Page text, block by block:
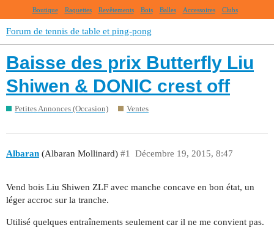
Boutique Raquettes Revêtements Bois Balles Accessoires Clubs
Forum de tennis de table et ping-pong
Baisse des prix Butterfly Liu
Shiwen & DONIC crest off
Petites Annonces (Occasion) Ventes
Albaran (Albaran Mollinard) Décembre 19, 2015, 8:47
#1
Vend bois Liu Shiwen ZLF avec manche concave en bon état, un
léger accroc sur la tranche.
Utilisé quelques entraînements seulement car il ne me convient pas.